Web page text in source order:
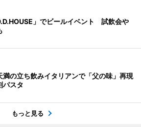
」でビールイベント 試飲会や
満の立ち飲みイタリアンで「父の味」再現
パスタ
もっと見る